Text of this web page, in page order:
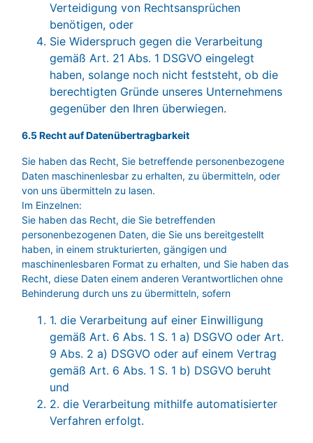
Verteidigung von Rechtsansprüchen
benötigen, oder
Sie Widerspruch gegen die Verarbeitung
gemäß Art. 21 Abs. 1 DSGVO eingelegt
haben, solange noch nicht feststeht, ob die
berechtigten Gründe unseres Unternehmens
gegenüber den Ihren überwiegen.
6.5 Recht auf Datenübertragbarkeit
Sie haben das Recht, Sie betreffende personenbezogene
Daten maschinenlesbar zu erhalten, zu übermitteln, oder
von uns übermitteln zu lasen.
Im Einzelnen:
Sie haben das Recht, die Sie betreffenden
personenbezogenen Daten, die Sie uns bereitgestellt
haben, in einem strukturierten, gängigen und
maschinenlesbaren Format zu erhalten, und Sie haben das
Recht, diese Daten einem anderen Verantwortlichen ohne
Behinderung durch uns zu übermitteln, sofern
1. die Verarbeitung auf einer Einwilligung
gemäß Art. 6 Abs. 1 S. 1 a) DSGVO oder Art.
9 Abs. 2 a) DSGVO oder auf einem Vertrag
gemäß Art. 6 Abs. 1 S. 1 b) DSGVO beruht
und
2. die Verarbeitung mithilfe automatisierter
Verfahren erfolgt.